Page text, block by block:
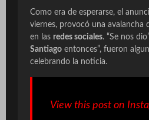
Como era de esperarse, el
viernes, provocó una avalancha
en las redes sociales. “Se nos
Santiago entonces”, fueron
celebrando la noticia.
View this post on